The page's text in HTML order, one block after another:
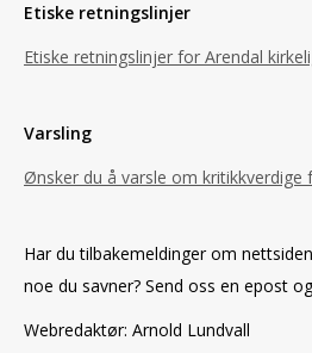
Etiske retningslinjer
Etiske retningslinjer for Arendal
Varsling
Ønsker du å varsle om kritikkverdige
Har du tilbakemeldinger om
noe du savner? Send oss en epost
Webredaktør: Arnold Lundvall